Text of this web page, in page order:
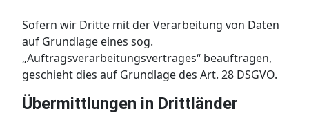
Sofern wir Dritte mit der Verarbeitung von Daten
auf Grundlage eines sog.
„Auftragsverarbeitungsvertrages“ beauftragen,
geschieht dies auf Grundlage des Art. 28 DSGVO.
Übermittlungen in Drittländer